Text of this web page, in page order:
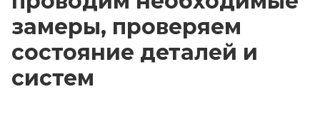
замеры, проверяем
состояние деталей и
систем